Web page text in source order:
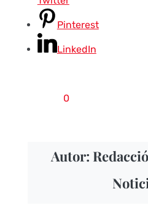
Pinterest
LinkedIn
0
Autor: